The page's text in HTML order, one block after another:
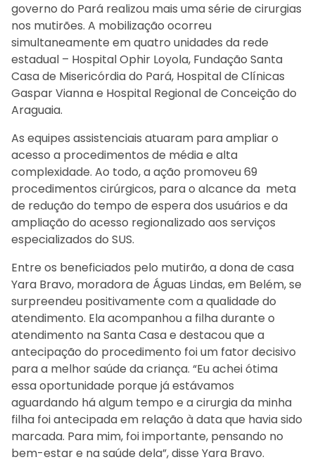
governo do Pará realizou mais uma série de cirurgias
nos mutirões. A mobilização ocorreu
simultaneamente em quatro unidades da rede
estadual – Hospital Ophir Loyola, Fundação Santa
Casa de Misericórdia do Pará, Hospital de Clínicas
Gaspar Vianna e Hospital Regional de Conceição do
Araguaia.
As equipes assistenciais atuaram para ampliar o
acesso a procedimentos de média e alta
complexidade. Ao todo, a ação promoveu 69
procedimentos cirúrgicos, para o alcance da meta
de redução do tempo de espera dos usuários e da
ampliação do acesso regionalizado aos serviços
especializados do SUS.
Entre os beneficiados pelo mutirão, a dona de casa
Yara Bravo, moradora de Águas Lindas, em Belém, se
surpreendeu positivamente com a qualidade do
atendimento. Ela acompanhou a filha durante o
atendimento na Santa Casa e destacou que a
antecipação do procedimento foi um fator decisivo
para a melhor saúde da criança. “Eu achei ótima
essa oportunidade porque já estávamos
aguardando há algum tempo e a cirurgia da minha
filha foi antecipada em relação à data que havia sido
marcada. Para mim, foi importante, pensando no
bem-estar e na saúde dela”, disse Yara Bravo.